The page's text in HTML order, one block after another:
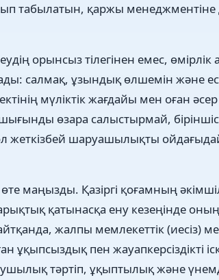
табылатын, қаржы менеджментіне
орынсыз тілегінен емес, өмірлік
салмақ, ұзындық өлшемін және
мүліктік жағдайы мен оған әсер
өзара салыстырмай,
жеткізбей шаруашылықты
маңызды. Қазіргі қоғамның
қатынасқа ену кезеңінде оның
жалпы мемлекеттік (иесіз)
ұқыпсыздық пен жауапкерсіздікті
тәртіп, ұқыптылық және